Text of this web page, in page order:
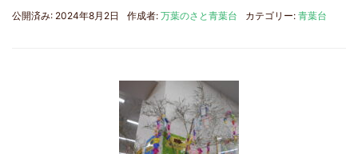
公開済み: 2024年8月2日 作成者: 万葉のさと青葉台 カテゴリー: 青葉台